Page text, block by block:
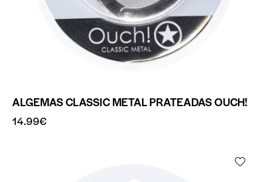
ALGEMAS CLASSIC METAL PRATEADAS OUCH!
14.99€